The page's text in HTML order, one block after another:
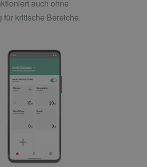
auch ohne
für kritische Bereiche.